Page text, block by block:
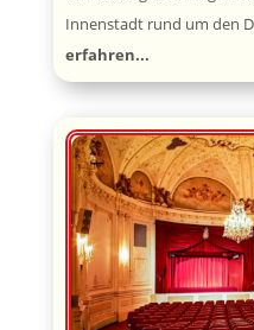
Innenstadt rund um den
erfahren...